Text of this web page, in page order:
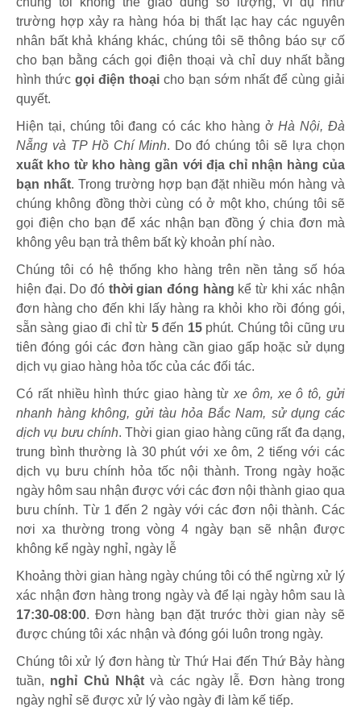
trường hợp xảy ra hàng hóa bị thất lạc hay các nguyên
nhân bất khả kháng khác, chúng tôi sẽ thông báo sự cố
cho bạn bằng cách gọi điện thoại và chỉ duy nhất bằng
hình thức gọi điện thoại cho bạn sớm nhất để cùng giải
quyết.
Hiện tại, chúng tôi đang có các kho hàng ởHà Nội, Đà
Nẵng và TP Hồ Chí Minh. Do đó chúng tôi sẽ lựa chọn
xuất kho từ kho hàng gần với địa chỉ nhận hàng của
bạn nhất. Trong trường hợp bạn đặt nhiều món hàng và
chúng không đồng thời cùng có ở một kho, chúng tôi sẽ
gọi điện cho bạn để xác nhận bạn đồng ý chia đơn mà
không yêu bạn trả thêm bất kỳ khoản phí nào.
Chúng tôi có hệ thống kho hàng trên nền tảng số hóa
hiện đại. Do đó thời gian đóng hàng kể từ khi xác nhận
đơn hàng cho đến khi lấy hàng ra khỏi kho rồi đóng gói,
sẵn sàng giao đi chỉ từ 5đến 15 phút. Chúng tôi cũng ưu
tiên đóng gói các đơn hàng cần giao gấp hoặc sử dụng
dịch vụ giao hàng hỏa tốc của các đối tác.
Có rất nhiều hình thức giao hàng từxe ôm, xe ô tô, gửi
nhanh hàng không, gửi tàu hỏa Bắc Nam, sử dụng các
dịch vụ bưu chính. Thời gian giao hàng cũng rất đa dạng,
trung bình thường là 30 phút với xe ôm, 2 tiếng với các
dịch vụ bưu chính hỏa tốc nội thành. Trong ngày hoặc
ngày hôm sau nhận được với các đơn nội thành giao qua
bưu chính. Từ 1 đến 2 ngày với các đơn nội thành. Các
nơi xa thường trong vòng 4 ngày bạn sẽ nhận được
không kể ngày nghỉ, ngày lễ
Khoảng thời gian hàng ngày chúng tôi có thể ngừng xử lý
xác nhận đơn hàng trong ngày và để lại ngày hôm sau là
17:30-08:00. Đơn hàng bạn đặt trước thời gian này sẽ
được chúng tôi xác nhận và đóng gói luôn trong ngày.
Chúng tôi xử lý đơn hàng từ Thứ Hai đến Thứ Bảy hàng
tuần, nghỉ Chủ Nhậtvà các ngày lễ. Đơn hàng trong
ngày nghỉ sẽ được xử lý vào ngày đi làm kế tiếp.